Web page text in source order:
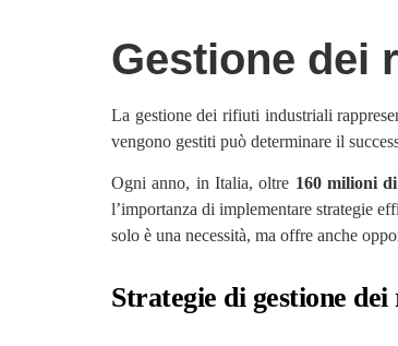
Gestione dei
La gestione dei rifiuti industriali
vengono gestiti può determinare il
Ogni anno, in Italia, oltre 160 milioni
l’importanza di implementare strategie
solo è una necessità, ma offre anche
Strategie di gestione